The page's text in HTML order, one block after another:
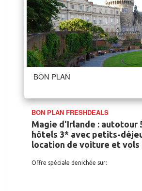
BON PLAN
BON PLAN FRESHDEALS
Magie d'Irlande : autotour
hôtels 3* avec petits-
location de voiture et vols
Offre spéciale denichée sur: